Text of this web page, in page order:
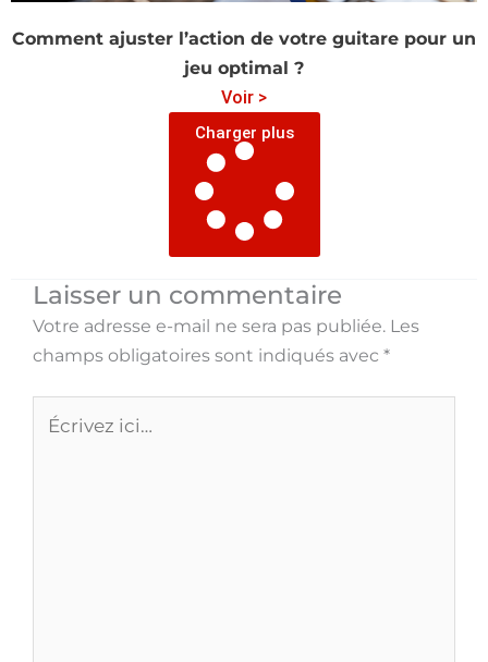
Comment ajuster l’action de votre guitare pour un
jeu optimal ?
Voir >
Charger plus
Laisser un commentaire
Votre adresse e-mail ne sera pas publiée. Les
champs obligatoires sont indiqués avec *
ici…